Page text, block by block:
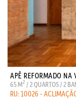
APÊ REFORMADO NA
65 M2 / 2 QUARTOS / 2
RU: 10026 -